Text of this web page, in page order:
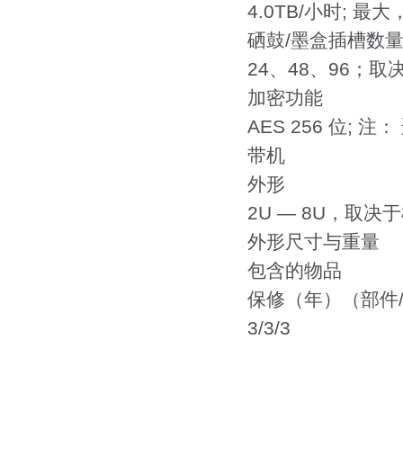
4.0TB/小时; 最大
硒鼓/墨盒插槽数量
24、48、96；取
加密功能
AES 256 位; 注
带机
外形
2U — 8U，取决
外形尺寸与重量
包含的物品
保修（年）（部
3/3/3